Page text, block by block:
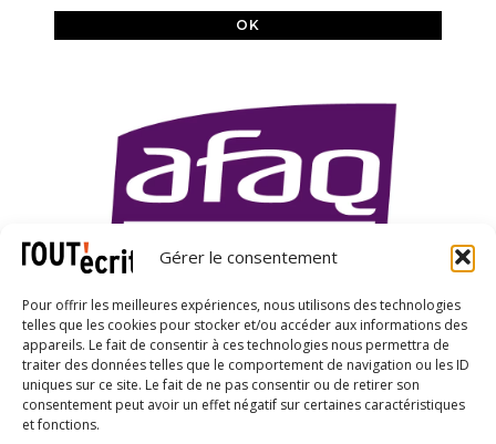
Gérer le consentement
Pour offrir les meilleures expériences, nous utilisons des technologies
telles que les cookies pour stocker et/ou accéder aux informations des
appareils. Le fait de consentir à ces technologies nous permettra de
traiter des données telles que le comportement de navigation ou les ID
uniques sur ce site. Le fait de ne pas consentir ou de retirer son
consentement peut avoir un effet négatif sur certaines caractéristiques
et fonctions.
X LinkedIn YouTube